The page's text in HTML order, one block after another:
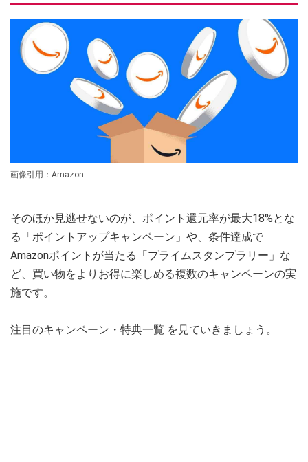
画像引用：Amazon
そのほか見逃せないのが、ポイント還元率が最大18%とな
る「ポイントアップキャンペーン」や、条件達成で
Amazonポイントが当たる「プライムスタンプラリー」な
ど、買い物をよりお得に楽しめる複数のキャンペーンの実
施です。
注目のキャンペーン・特典一覧 を見ていきましょう。